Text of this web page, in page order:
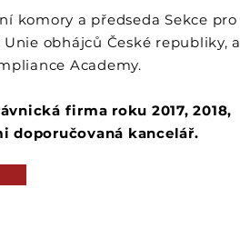
komory a předseda Sekce pro
obhájců České republiky, a
Academy.
firma roku 2017, 2018,
doporučovaná kancelář.